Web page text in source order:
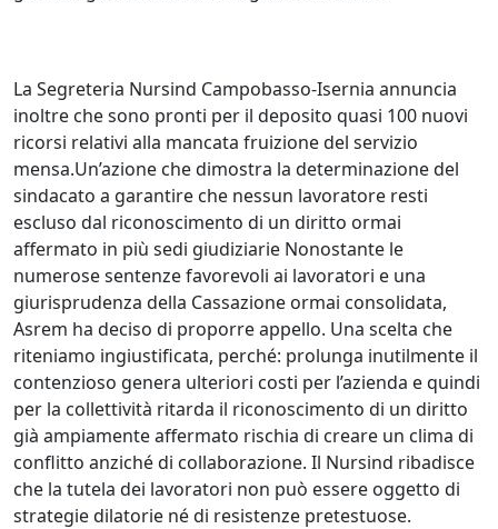
La Segreteria Nursind Campobasso‑Isernia annuncia
inoltre che sono pronti per il deposito quasi 100 nuovi
ricorsi relativi alla mancata fruizione del servizio
mensa.Un’azione che dimostra la determinazione del
sindacato a garantire che nessun lavoratore resti
escluso dal riconoscimento di un diritto ormai
affermato in più sedi giudiziarie Nonostante le
numerose sentenze favorevoli ai lavoratori e una
giurisprudenza della Cassazione ormai consolidata,
Asrem ha deciso di proporre appello. Una scelta che
riteniamo ingiustificata, perché: prolunga inutilmente il
contenzioso genera ulteriori costi per l’azienda e quindi
per la collettività ritarda il riconoscimento di un diritto
già ampiamente affermato rischia di creare un clima di
conflitto anziché di collaborazione. Il Nursind ribadisce
che la tutela dei lavoratori non può essere oggetto di
strategie dilatorie né di resistenze pretestuose.